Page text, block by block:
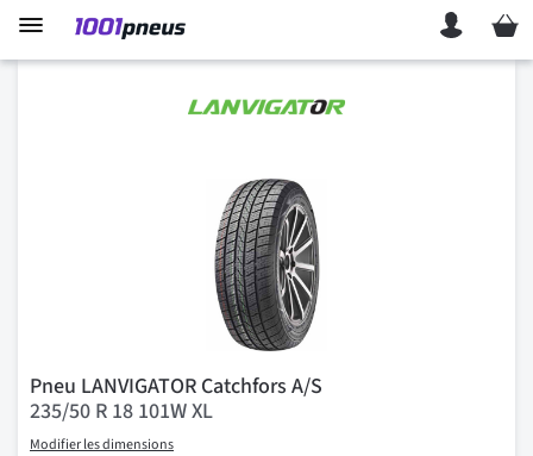
Mon
Pneu LANVIGATOR Catchfors A/S
235/50 R 18 101W XL
Modifier les dimensions